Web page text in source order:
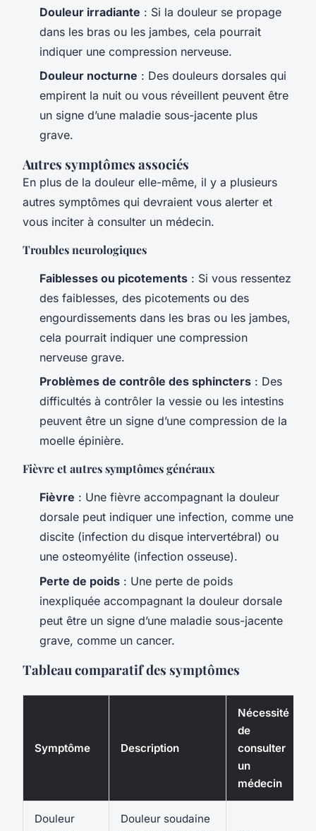
Douleur irradiante : Si la douleur se propage
dans les bras ou les jambes, cela pourrait
indiquer une compression nerveuse.
Douleur nocturne : Des douleurs dorsales qui
empirent la nuit ou vous réveillent peuvent être
un signe d’une maladie sous-jacente plus
grave.
Autres symptômes associés
En plus de la douleur elle-même, il y a plusieurs
autres symptômes qui devraient vous alerter et
vous inciter à consulter un médecin.
Troubles neurologiques
Faiblesses ou picotements : Si vous ressentez
des faiblesses, des picotements ou des
engourdissements dans les bras ou les jambes,
cela pourrait indiquer une compression
nerveuse grave.
Problèmes de contrôle des sphincters : Des
difficultés à contrôler la vessie ou les intestins
peuvent être un signe d’une compression de la
moelle épinière.
Fièvre et autres symptômes généraux
Fièvre : Une fièvre accompagnant la douleur
dorsale peut indiquer une infection, comme une
discite (infection du disque intervertébral) ou
une osteomyélite (infection osseuse).
Perte de poids : Une perte de poids
inexpliquée accompagnant la douleur dorsale
peut être un signe d’une maladie sous-jacente
grave, comme un cancer.
Tableau comparatif des symptômes
Symptôme Description
Nécessité
de
consulter
un
médecin
Douleur
Douleur soudaine